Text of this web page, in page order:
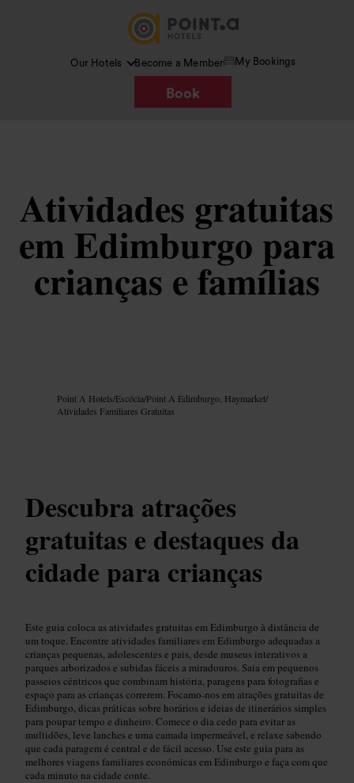
Our Hotels Become a Member My Bookings
Book
Atividades gratuitas
em Edimburgo para
crianças e famílias
Point A Hotels/Escócia/Point A Edimburgo, Haymarket/
Atividades Familiares Gratuitas
Descubra atrações
gratuitas e destaques da
cidade para crianças
Este guia coloca as atividades gratuitas em Edimburgo à distância de
um toque. Encontre atividades familiares em Edimburgo adequadas a
crianças pequenas, adolescentes e pais, desde museus interativos a
parques arborizados e subidas fáceis a miradouros. Saia em pequenos
passeios céntricos que combinam história, paragens para fotografias e
espaço para as crianças correrem. Focamo-nos em atrações gratuitas de
Edimburgo, dicas práticas sobre horários e ideias de itinerários simples
para poupar tempo e dinheiro. Comece o dia cedo para evitar as
multidões, leve lanches e uma camada impermeável, e relaxe sabendo
que cada paragem é central e de fácil acesso. Use este guia para as
melhores viagens familiares económicas em Edimburgo e faça com que
cada minuto na cidade conte.